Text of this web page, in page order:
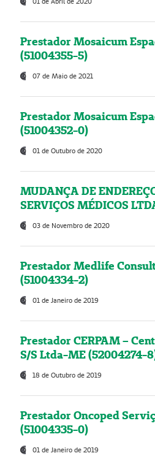
Prestador Mosaicum
(51004355-5)
07 de Maio de 2021
Prestador Mosaicum
(51004352-0)
01 de Outubro de 2020
MUDANÇA DE
SERVIÇOS MÉDICOS
03 de Novembro de 2020
Prestador Medlife
(51004334-2)
01 de Janeiro de 2019
Prestador CERPAM –
S/S Ltda-ME (52004274-
18 de Outubro de 2019
Prestador Oncoped
(51004335-0)
01 de Janeiro de 2019